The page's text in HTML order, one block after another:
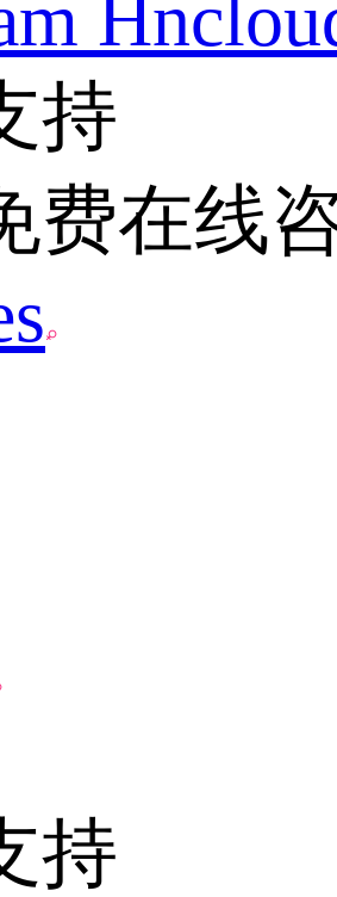
持
费在线
持